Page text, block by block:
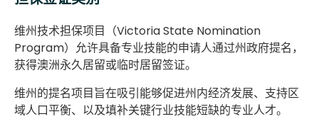
维州技术担保项目（Victoria State Nomination
Program）允许具备专业技能的申请人通过州政府提名，
获得澳洲永久居留或临时居留签证。
维州的提名项目旨在吸引能够促进州内经济发展、支持区
域人口平衡、以及填补关键行业技能短缺的专业人才。